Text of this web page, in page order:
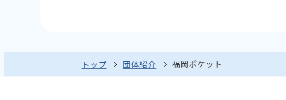
トップ 団体紹介 福岡ポケット